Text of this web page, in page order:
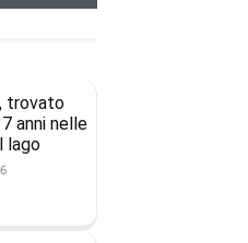
trovato
anni nelle
lago